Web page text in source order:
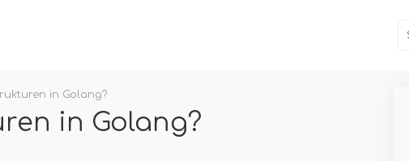
in Golang?
in Golang?